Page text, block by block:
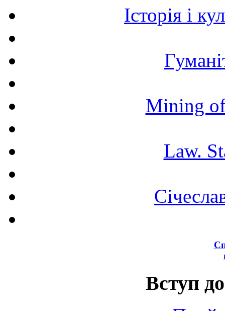
Історія і
Mining
Law.
Вступ